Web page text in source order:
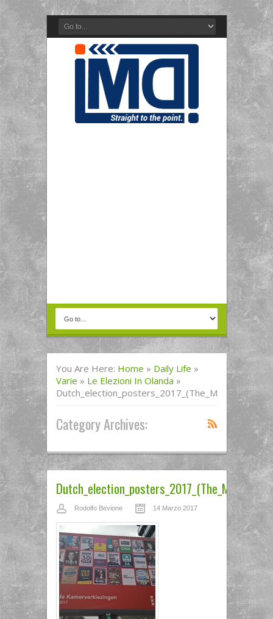
You Are Here: Home » Daily Life »
Varie » Le Elezioni In Olanda »
Category Archives:
Rodolfo Bevione 14 Marzo 2017